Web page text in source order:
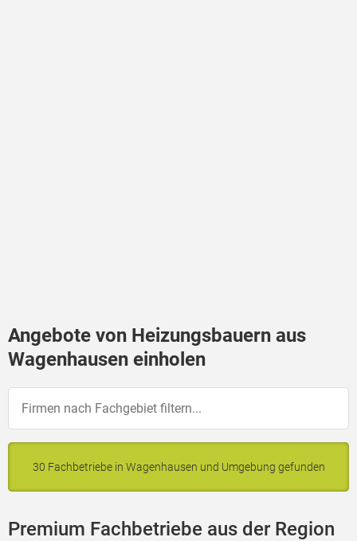
Angebote von Heizungsbauern aus
Wagenhausen einholen
30 Fachbetriebe in Wagenhausen und Umgebung gefunden
Premium Fachbetriebe aus der Region